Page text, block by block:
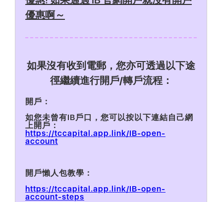
優惠啊～
如果沒有收到電郵，您亦可透過以下途
徑繼續進行開戶/轉戶流程：
開戶：
如您未曾有IB戶口，您可以按以下連結自己網
上開戶：
‍https://tccapital.app.link/IB-open-
account
‍開戶懶人包教學：
‍https://tccapital.app.link/IB-open-
account-steps